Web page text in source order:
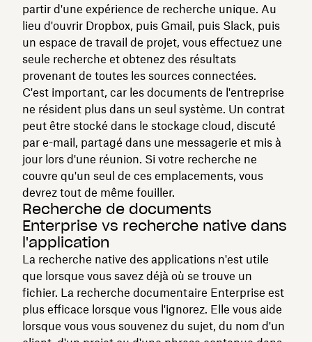
partir d'une expérience de recherche unique. Au
lieu d'ouvrir Dropbox, puis Gmail, puis Slack, puis
un espace de travail de projet, vous effectuez une
seule recherche et obtenez des résultats
provenant de toutes les sources connectées.
C'est important, car les documents de l'entreprise
ne résident plus dans un seul système. Un contrat
peut être stocké dans le stockage cloud, discuté
par e-mail, partagé dans une messagerie et mis à
jour lors d'une réunion. Si votre recherche ne
couvre qu'un seul de ces emplacements, vous
devrez tout de même fouiller.
Recherche de documents
Enterprise vs recherche native dans
l'application
La recherche native des applications n'est utile
que lorsque vous savez déjà où se trouve un
fichier. La recherche documentaire Enterprise est
plus efficace lorsque vous l'ignorez. Elle vous aide
lorsque vous vous souvenez du sujet, du nom d'un